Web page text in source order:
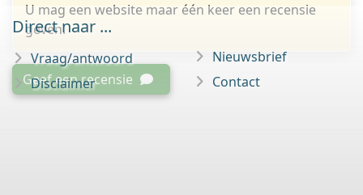
U mag een website maar één keer een recensie
geven.
Geef een recensie
Direct naar ...
Vraag/antwoord
Disclaimer
Nieuwsbrief
Contact